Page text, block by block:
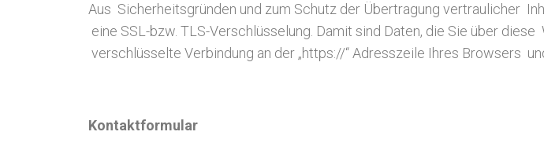
Aus Sicherheitsgründen und zum Schutz der Übertragung vertraulicher
eine SSL-bzw. TLS-Verschlüsselung. Damit sind Daten, die Sie über
verschlüsselte Verbindung an der „https://“ Adresszeile Ihres Browsers
Kontaktformular